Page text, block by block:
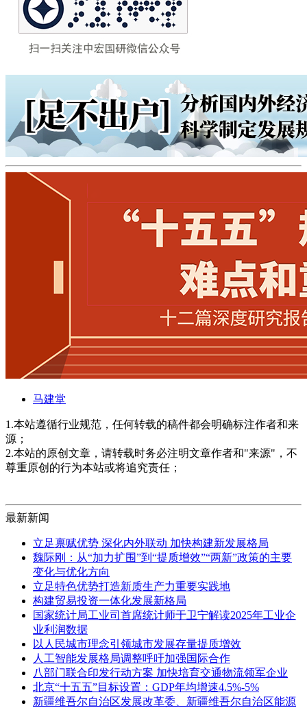
马建堂
1.本站遵循行业规范，任何转载的稿件都会明确标注作者和来
源；
2.本站的原创文章，请转载时务必注明文章作者和"来源"，不
尊重原创的行为本站或将追究责任；
最新新闻
立足禀赋优势 深化内外联动 加快构建新发展格局
魏际刚：从“加力扩围”到“提质增效”“两新”政策的主要
变化与优化方向
立足特色优势打造新质生产力重要实践地
构建贸易投资一体化发展新格局
国家统计局工业司首席统计师于卫宁解读2025年工业企
业利润数据
以人民城市理念引领城市发展存量提质增效
人工智能发展格局调整呼吁加强国际合作
八部门联合印发行动方案 加快培育交通物流领军企业
北京“十五五”目标设置：GDP年均增速4.5%-5%
新疆维吾尔自治区发展改革委、新疆维吾尔自治区能源